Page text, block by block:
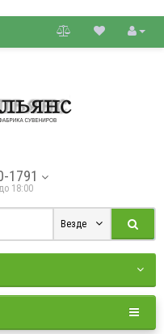
1791
18:00
Везде